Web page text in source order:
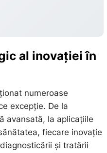
al inovației în
numeroase
excepție. De la
avansată, la aplicațiile
fiecare inovație
și tratării